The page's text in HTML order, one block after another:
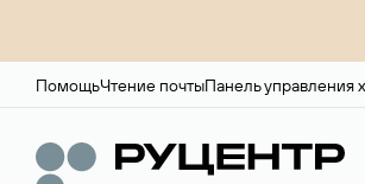
ПомощьЧтение почтыПанель управления